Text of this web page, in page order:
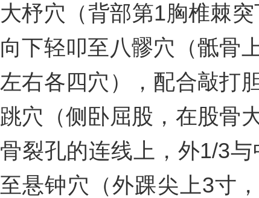
大杼穴（背部第1胸椎棘突
向下轻叩至八髎穴（骶骨
左右各四穴），配合敲打
跳穴（侧卧屈股，在股骨
骨裂孔的连线上，外1/3与
至悬钟穴（外踝尖上3寸